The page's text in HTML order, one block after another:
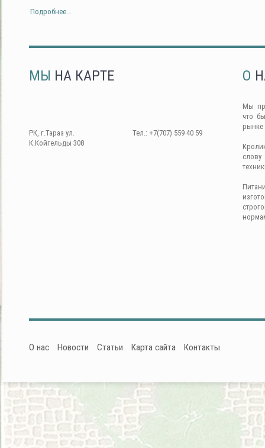
Подробнее...
МЫ НА КАРТЕ
РК, г.Тараз ул.
К.Койгельды 308
Тел.: +7(707) 559 40 59
О
Мы
что
рынке
О нас Новости Статьи Карта сайта Контакты